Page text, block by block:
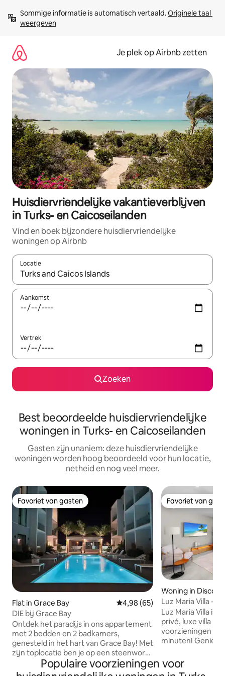
direct
naar
Sommige informatie is automatisch vertaald. Originele taal
weergeven
Je plek op Airbnb zetten
Huisdiervriendelijke vakantieverblijven
in Turks- en Caicoseilanden
Vind en boek bijzondere huisdiervriendelijke
woningen op Airbnb
Locatie
Wanneer er resultaten beschikbaar zijn, maak je een keuze
Aankomst
Vertrek
Zoeken
Best beoordeelde huisdiervriendelijke
woningen in Turks- en Caicoseilanden
Gasten zijn unaniem: deze huisdiervriendelijke
woningen worden hoog beoordeeld voor hun locatie,
netheid en nog veel meer.
Favoriet van gasten
Favoriet van gasten
Flat in Grace Bay Gemiddelde beoordeling van
4,98 (65)
DIE bij Grace Bay
Ontdek het paradijs in ons appartement
met 2 bedden en 2 badkamers,
genesteld in het hart van Grace Bay! Met
zijn toplocatie ben je op een steenworp
afstand van het wereldberoemde,
prachtige turquoise water en witte
Favoriet van
Favoriet van
Woning in
Luz Maria Villa - 3
en bubbelbad!
Luz Maria Villa is
privé, luxe villa
voorzieningen
minuten! Geniet
bar, een
fietsen, wifi, een
Populaire voorzieningen voor